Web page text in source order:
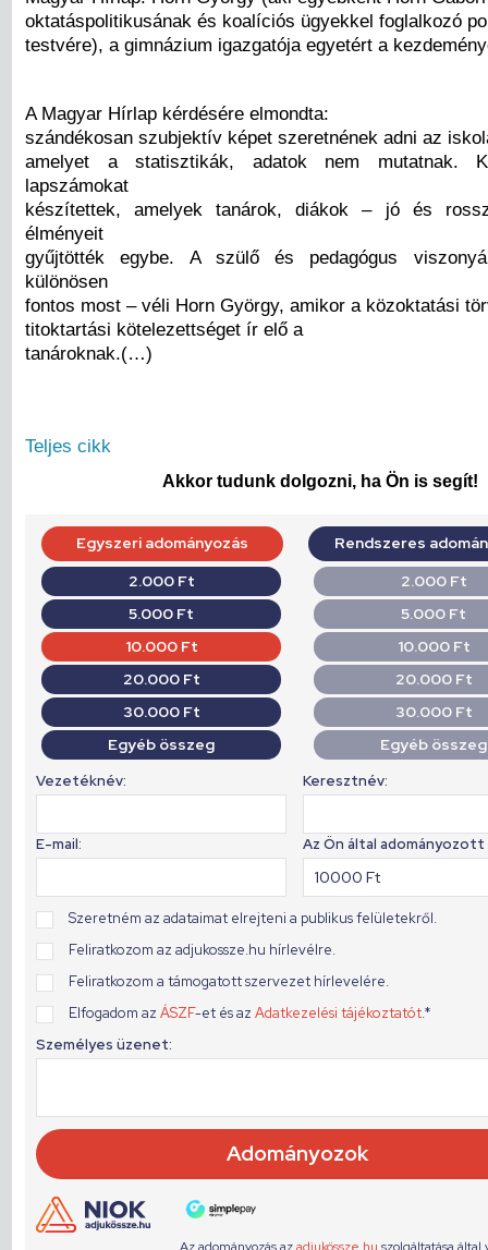
oktatáspolitikusának és koalíciós ügyekkel foglalkozó
testvére), a gimnázium igazgatója egyetért a
A Magyar Hírlap kérdésére elmondta:
szándékosan szubjektív képet szeretnének adni az
amelyet a statisztikák, adatok nem mutatnak.
lapszámokat
készítettek, amelyek tanárok, diákok – jó és
élményeit
gyűjtötték egybe. A szülő és pedagógus
különösen
fontos most – véli Horn György, amikor a közoktatási
titoktartási kötelezettséget ír elő a
tanároknak.(…)
Teljes cikk
Akkor tudunk dolgozni, ha Ön is segít!